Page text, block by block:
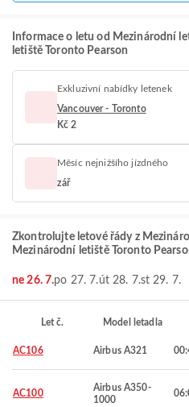
Informace o letu od Mezinárodní
letiště Toronto Pearson
Exkluzivní nabídky letenek
Vancouver - Toronto
Kč 2
Měsíc nejnižšího jízdného
zář
Zkontrolujte letové řády z
Mezinárodní letiště Toronto
ne 26. 7.po 27. 7.út 28. 7.st 29. 7.
Let č. Model letadla
AC106 Airbus A321
AC100
Airbus A350-
1000